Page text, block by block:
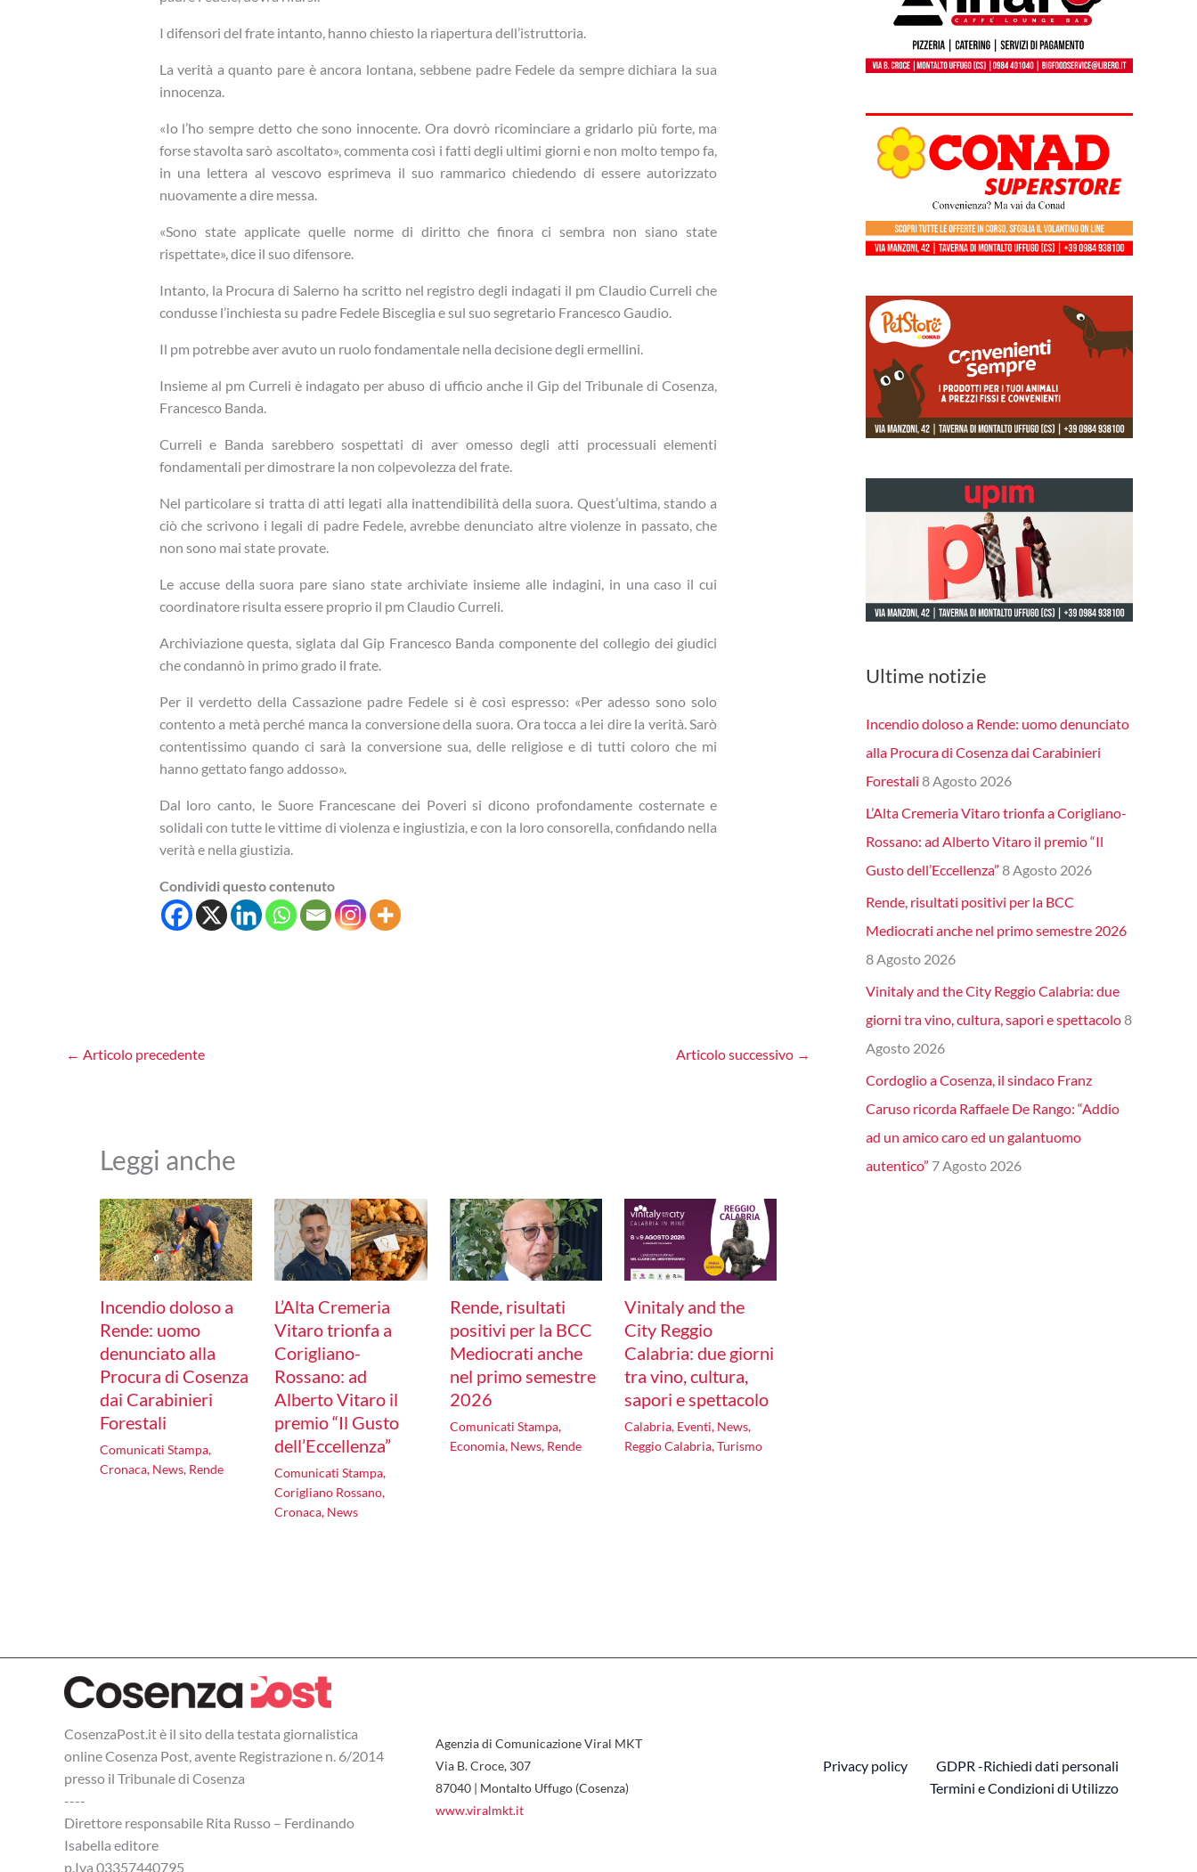
I difensori del frate intanto, hanno chiesto la riapertura dell’istruttoria.
La verità a quanto pare è ancora lontana, sebbene padre Fedele da sempre dichiara la sua
innocenza.
«Io l’ho sempre detto che sono innocente. Ora dovrò ricominciare a gridarlo più forte, ma
forse stavolta sarò ascoltato», commenta così i fatti degli ultimi giorni e non molto tempo fa,
in una lettera al vescovo esprimeva il suo rammarico chiedendo di essere autorizzato
nuovamente a dire messa.
«Sono state applicate quelle norme di diritto che finora ci sembra non siano state
rispettate», dice il suo difensore.
Intanto, la Procura di Salerno ha scritto nel registro degli indagati il pm Claudio Curreli che
condusse l’inchiesta su padre Fedele Bisceglia e sul suo segretario Francesco Gaudio.
Il pm potrebbe aver avuto un ruolo fondamentale nella decisione degli ermellini.
Insieme al pm Curreli è indagato per abuso di ufficio anche il Gip del Tribunale di Cosenza,
Francesco Banda.
Curreli e Banda sarebbero sospettati di aver omesso degli atti processuali elementi
fondamentali per dimostrare la non colpevolezza del frate.
Nel particolare si tratta di atti legati alla inattendibilità della suora. Quest’ultima, stando a
ciò che scrivono i legali di padre Fedele, avrebbe denunciato altre violenze in passato, che
non sono mai state provate.
Le accuse della suora pare siano state archiviate insieme alle indagini, in una caso il cui
coordinatore risulta essere proprio il pm Claudio Curreli.
Archiviazione questa, siglata dal Gip Francesco Banda componente del collegio dei giudici
che condannò in primo grado il frate.
Per il verdetto della Cassazione padre Fedele si è così espresso: «Per adesso sono solo
contento a metà perché manca la conversione della suora. Ora tocca a lei dire la verità. Sarò
contentissimo quando ci sarà la conversione sua, delle religiose e di tutti coloro che mi
hanno gettato fango addosso».
Dal loro canto, le Suore Francescane dei Poveri si dicono profondamente costernate e
solidali con tutte le vittime di violenza e ingiustizia, e con la loro consorella, confidando nella
verità e nella giustizia.
Condividi questo contenuto
← Articolo precedente Articolo successivo →
Leggi anche
Incendio doloso a
Rende: uomo
denunciato alla
Procura di Cosenza
dai Carabinieri
Forestali
Comunicati Stampa,
Cronaca, News, Rende
L’Alta Cremeria
Vitaro trionfa a
Corigliano-
Rossano: ad
Alberto Vitaro il
premio “Il Gusto
dell’Eccellenza”
Comunicati Stampa,
Corigliano Rossano,
Cronaca, News
Rende, risultati
positivi per la BCC
Mediocrati anche
nel primo semestre
2026
Comunicati Stampa,
Economia, News, Rende
Vinitaly and the
City Reggio
Calabria: due giorni
tra vino, cultura,
sapori e spettacolo
Calabria, Eventi, News,
Reggio Calabria,Turismo
Ultime notizie
Incendio doloso a Rende: uomo denunciato
alla Procura di Cosenza dai Carabinieri
Forestali 8 Agosto 2026
L’Alta Cremeria Vitaro trionfa a Corigliano-
Rossano: ad Alberto Vitaro il premio “Il
Gusto dell’Eccellenza” 8 Agosto 2026
Rende, risultati positivi per la BCC
Mediocrati anche nel primo semestre 2026
8 Agosto 2026
Vinitaly and the City Reggio Calabria: due
giorni tra vino, cultura, sapori e spettacolo8
Agosto 2026
Cordoglio a Cosenza, il sindaco Franz
Caruso ricorda Raffaele De Rango: “Addio
ad un amico caro ed un galantuomo
autentico” 7 Agosto 2026
CosenzaPost.it è il sito della testata giornalistica
online Cosenza Post, avente Registrazione n. 6/2014
presso il Tribunale di Cosenza
----
Direttore responsabile Rita Russo – Ferdinando
Isabella editore
p.Iva 03357440795
Agenzia di Comunicazione Viral MKT
Via B. Croce, 307
87040 | Montalto Uffugo (Cosenza)
www.viralmkt.it
Privacy policy
GDPR -Richiedi dati personali
Termini e Condizioni di Utilizzo